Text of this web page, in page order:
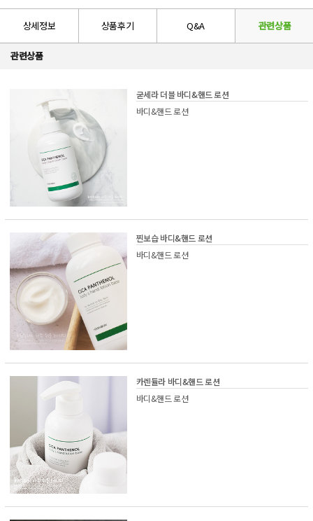
상세정보 상품후기 Q&A 관련상품
관련상품
굳세라 더블 바디&핸드 로션
바디&핸드 로션
찐보습 바디&핸드 로션
바디&핸드 로션
카렌듈라 바디&핸드 로션
바디&핸드 로션